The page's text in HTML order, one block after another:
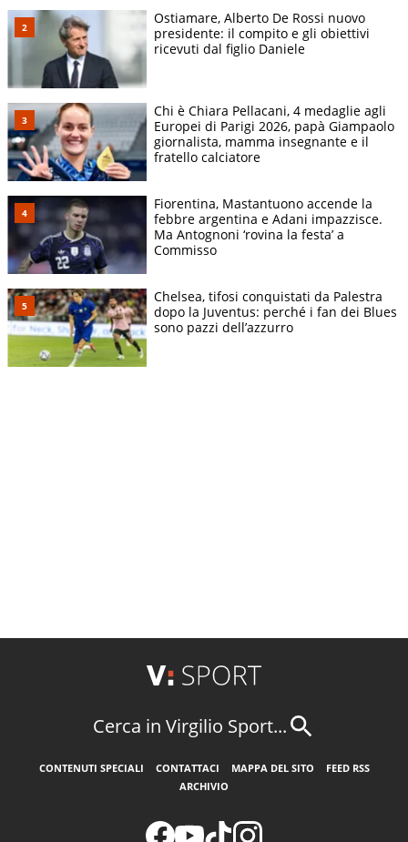
Ostiamare, Alberto De Rossi nuovo
presidente: il compito e gli obiettivi
ricevuti dal figlio Daniele
Chi è Chiara Pellacani, 4 medaglie agli
Europei di Parigi 2026, papà Giampaolo
giornalista, mamma insegnante e il
fratello calciatore
Fiorentina, Mastantuono accende la
febbre argentina e Adani impazzisce.
Ma Antognoni ‘rovina la festa’ a
Commisso
Chelsea, tifosi conquistati da Palestra
dopo la Juventus: perché i fan dei Blues
sono pazzi dell’azzurro
Cerca in Virgilio Sport...
CONTENUTI SPECIALI CONTATTACI MAPPA DEL SITO
FEED RSS
ARCHIVIO